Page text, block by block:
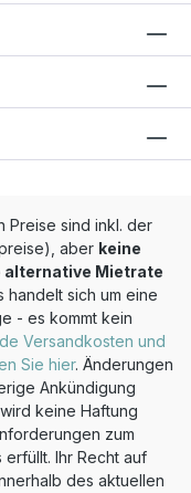
Preise sind inkl. der
aber keine
alternative Mietrate
handelt sich um eine
- es kommt kein
Versandkosten und
Sie hier. Änderungen
Ankündigung
keine Haftung
zum
Ihr Recht auf
des aktuellen